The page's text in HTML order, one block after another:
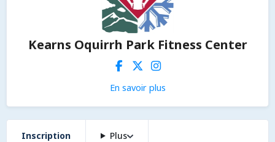
Kearns Oquirrh Park Fitness Center
En savoir plus
Inscription Plus